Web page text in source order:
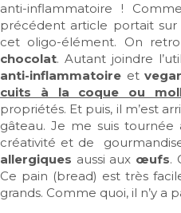
anti-inflammatoire !
précédent article portait sur
cet oligo-élément. On
chocolat. Autant joindre
anti-inflammatoire et
cuits à la coque ou
propriétés. Et puis, il m’est
gâteau. Je me suis tournée
créativité et de
allergiques aussi aux œufs.
Ce pain (bread) est très
grands. Comme quoi, il n’y a